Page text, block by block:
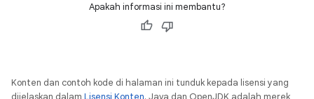
Apakah informasi ini membantu?
Konten dan contoh kode di halaman ini tunduk kepada lisensi yang
dijelaskan dalam Lisensi Konten. Java dan OpenJDK adalah merek